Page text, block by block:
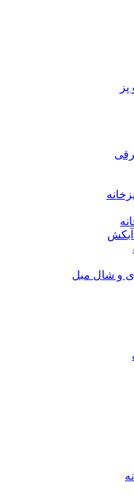
و شال مبل